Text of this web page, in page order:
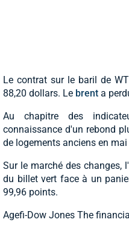
Le contrat sur le baril de
88,20 dollars. Le brent a
Au chapitre des
connaissance d'un rebond
de logements anciens en
Sur le marché des changes,
du billet vert face à un
99,96 points.
Agefi-Dow Jones The